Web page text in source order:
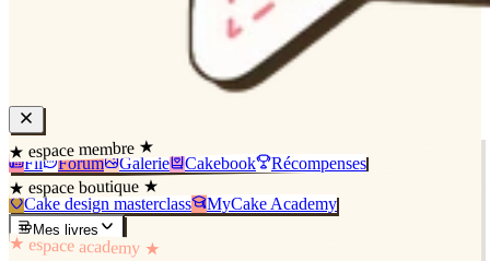
★ espace membre ★
Fil Forum Galerie Cakebook Récompenses
★ espace boutique ★
Cake design masterclass MyCake Academy
Mes livres
★ espace academy ★